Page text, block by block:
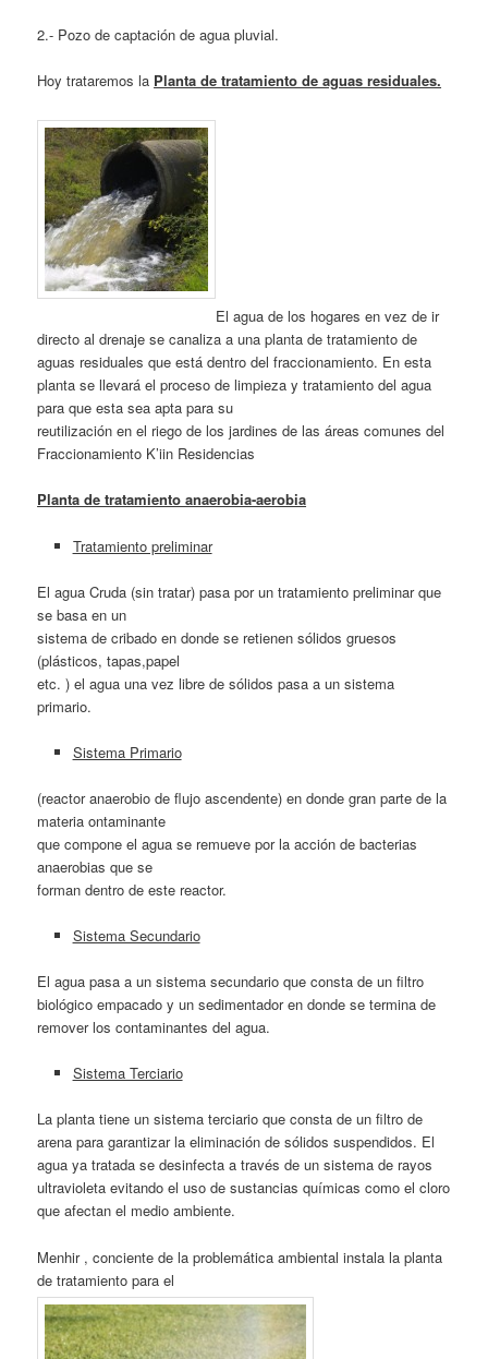
2.- Pozo de captación de agua pluvial.
Hoy trataremos la Planta de tratamiento de aguas residuales.
El agua de los hogares en vez de ir
directo al drenaje se canaliza a una planta de tratamiento de
aguas residuales que está dentro del fraccionamiento. En esta
planta se llevará el proceso de limpieza y tratamiento del agua
para que esta sea apta para su
reutilización en el riego de los jardines de las áreas comunes del
Fraccionamiento K’iin Residencias
Planta de tratamiento anaerobia-aerobia
Tratamiento preliminar
El agua Cruda (sin tratar) pasa por un tratamiento preliminar que
se basa en un
sistema de cribado en donde se retienen sólidos gruesos
(plásticos, tapas,papel
etc. ) el agua una vez libre de sólidos pasa a un sistema
primario.
Sistema Primario
(reactor anaerobio de flujo ascendente) en donde gran parte de la
materia ontaminante
que compone el agua se remueve por la acción de bacterias
anaerobias que se
forman dentro de este reactor.
Sistema Secundario
El agua pasa a un sistema secundario que consta de un filtro
biológico empacado y un sedimentador en donde se termina de
remover los contaminantes del agua.
Sistema Terciario
La planta tiene un sistema terciario que consta de un filtro de
arena para garantizar la eliminación de sólidos suspendidos. El
agua ya tratada se desinfecta a través de un sistema de rayos
ultravioleta evitando el uso de sustancias químicas como el cloro
que afectan el medio ambiente.
Menhir , conciente de la problemática ambiental instala la planta
de tratamiento para el